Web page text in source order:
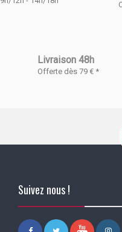
Livraison 48h
Offerte dès 79 € *
Suivez nous !